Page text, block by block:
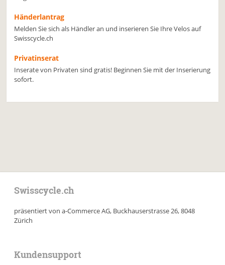
Händerlantrag
Melden Sie sich als Händler an und inserieren Sie Ihre Velos auf
Swisscycle.ch
Privatinserat
Inserate von Privaten sind gratis! Beginnen Sie mit der Inserierung
sofort.
Swisscycle.ch
präsentiert von a-Commerce AG, Buckhauserstrasse 26, 8048
Zürich
Kundensupport